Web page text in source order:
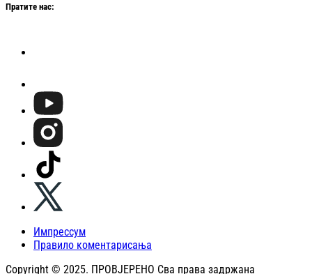
Пратите нас:
Импрессум
Правило коментарисања
Copyright © 2025. ПРОВЈЕРЕНО Сва права задржана